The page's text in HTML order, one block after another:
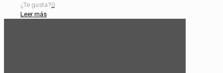
¿Te gusta?0
Leer más